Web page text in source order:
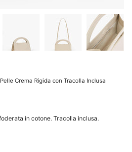
Crema Rigida con Tracolla Inclusa
in cotone. Tracolla inclusa.